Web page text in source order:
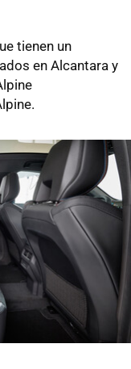
tienen un
en Alcantara y